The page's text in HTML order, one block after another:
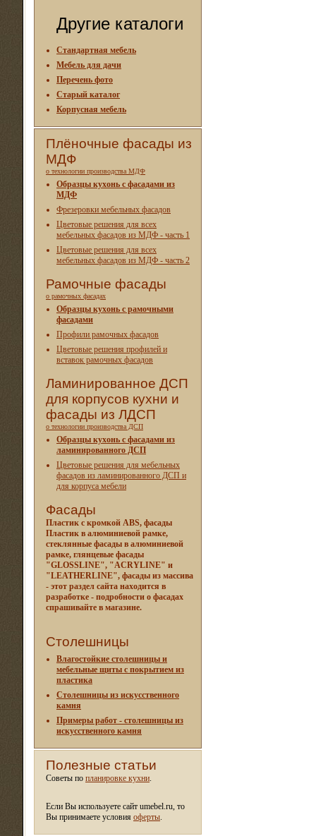
Другие каталоги
Стандартная мебель
Мебель для дачи
Перечень фото
Старый каталог
Корпусная мебель
Плёночные фасады из
МДФ
о технологии производства МДФ
Образцы кухонь с фасадами из
МДФ
Фрезеровки мебельных фасадов
Цветовые решения для всех
мебельных фасадов из МДФ - часть 1
Цветовые решения для всех
мебельных фасадов из МДФ - часть 2
Рамочные фасады
о рамочных фасадах
Образцы кухонь с рамочными
фасадами
Профили рамочных фасадов
Цветовые решения профилей и
вставок рамочных фасадов
Ламинированное ДСП
для корпусов кухни и
фасады из ЛДСП
о технологии производства ДСП
Образцы кухонь с фасадами из
ламинированного ДСП
Цветовые решения для мебельных
фасадов из ламинированного ДСП и
для корпуса мебели
Фасады
Пластик с кромкой ABS, фасады
Пластик в алюминиевой рамке,
стеклянные фасады в алюминиевой
рамке, глянцевые фасады
"GLOSSLINE", "ACRYLINE" и
"LEATHERLINE", фасады из массива
- этот раздел сайта находится в
разработке - подробности о фасадах
спрашивайте в магазине.
Столешницы
Влагостойкие столешницы и
мебельные щиты c покрытием из
пластика
Столешницы из искусственного
камня
Примеры работ - столешницы из
искусственного камня
Полезные статьи
Советы по планировке кухни.
Если Вы используете сайт umebel.ru, то
Вы принимаете условия оферты.